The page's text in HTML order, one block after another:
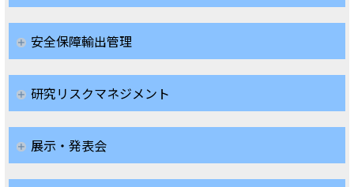
安全保障輸出管理
研究リスクマネジメント
展示・発表会